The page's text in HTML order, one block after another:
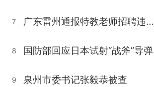
7 广东雷州通报特教老师招聘违规事件
8 国防部回应日本试射“战斧”导弹
9 泉州市委书记张毅恭被查